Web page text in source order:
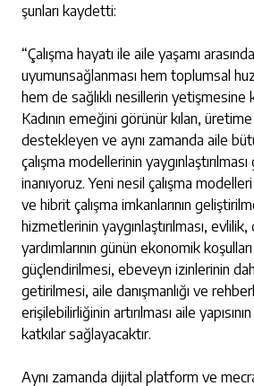
şunları kaydetti:
“Çalışma hayatı ile aile yaşamı
uyumunsağlanması hem toplumsal
hem de sağlıklı nesillerin yetişmesine
Kadının emeğini görünür kılan, üretime
destekleyen ve aynı zamanda aile
çalışma modellerinin
inanıyoruz. Yeni nesil çalışma
ve hibrit çalışma imkanlarının
hizmetlerinin yaygınlaştırılması,
yardımlarının günün ekonomik
güçlendirilmesi, ebeveyn izinlerinin
getirilmesi, aile danışmanlığı ve
erişilebilirliğinin artırılması aile
katkılar sağlayacaktır.
Aynı zamanda dijital platform ve